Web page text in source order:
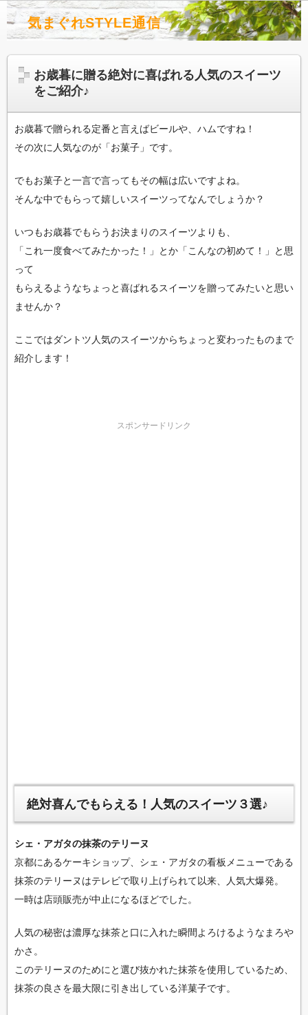
気まぐれSTYLE通信
お歳暮に贈る絶対に喜ばれる人気のスイーツ
をご紹介♪
お歳暮で贈られる定番と言えばビールや、ハムですね！
その次に人気なのが「お菓子」です。
でもお菓子と一言で言ってもその幅は広いですよね。
そんな中でもらって嬉しいスイーツってなんでしょうか？
いつもお歳暮でもらうお決まりのスイーツよりも、
「これ一度食べてみたかった！」とか「こんなの初めて！」と思
って
もらえるようなちょっと喜ばれるスイーツを贈ってみたいと思い
ませんか？
ここではダントツ人気のスイーツからちょっと変わったものまで
紹介します！
スポンサードリンク
絶対喜んでもらえる！人気のスイーツ３選♪
シェ・アガタの抹茶のテリーヌ
京都にあるケーキショップ、シェ・アガタの看板メニューである
抹茶のテリーヌはテレビで取り上げられて以来、人気大爆発。
一時は店頭販売が中止になるほどでした。
人気の秘密は濃厚な抹茶と口に入れた瞬間よろけるようなまろや
かさ。
このテリーヌのためにと選び抜かれた抹茶を使用しているため、
抹茶の良さを最大限に引き出している洋菓子です。